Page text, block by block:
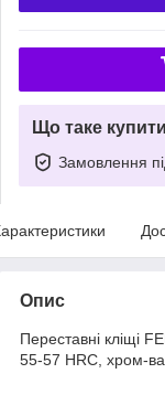
Що таке
Замовлення
Опис
Переставні кліщі
55-57 HRC, хром-